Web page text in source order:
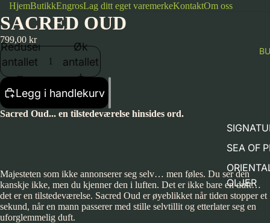
SEA OF
OLJER
HjemButikkEngrosLag ditt eget varemerkeKontaktOm oss
SACRED OUD
799,00 kr
Reduser
antallet
Øk
antallet
Legg i handlekurv
Sacred Oud... en tilstedeværelse hinsides ord.
Majesteten som ikke annonserer seg selv… men føles. Du ser den
kanskje ikke, men du kjenner den i luften. Det er ikke bare en duft…
det er en tilstedeværelse. Sacred Oud er øyeblikket når tiden stopper et
sekund, når en mann passerer med stille selvtillit og etterlater seg en
uforglemmelig duft.